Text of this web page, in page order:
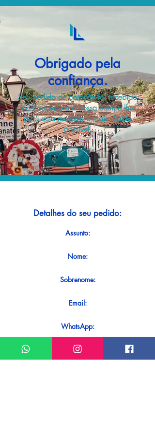
Obrigado pela
confiança.
Seu pedido de cotação foi recebido
com sucesso e a nossa equipe lhe
dará uma resposta o mais rápido
possível.
Detalhes do seu pedido:
Assunto:
Nome:
Sobrenome:
Email:
WhatsApp:
Mensagem: